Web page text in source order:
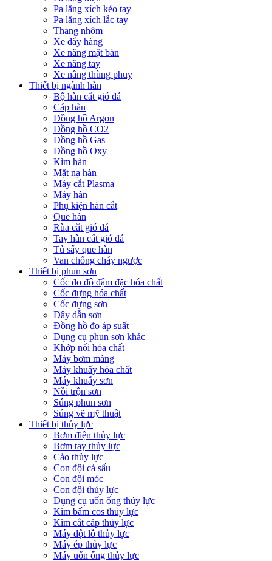
Pa lăng xích kéo tay
Pa lăng xích lắc tay
Thang nhôm
Xe đẩy hàng
Xe nâng mặt bàn
Xe nâng tay
Xe nâng thùng phuy
Thiết bị ngành hàn
Bộ hàn cắt gió đá
Cáp hàn
Đồng hồ Argon
Đồng hồ CO2
Đồng hồ Gas
Đồng hồ Oxy
Kìm hàn
Mặt nạ hàn
Máy cắt Plasma
Máy hàn
Phụ kiện hàn cắt
Que hàn
Rùa cắt gió đá
Tay hàn cắt gió đá
Tủ sấy que hàn
Van chống cháy ngược
Thiết bị phun sơn
Cốc đo độ đậm đặc hóa chất
Cốc đựng hóa chất
Cốc đựng sơn
Dây dẫn sơn
Đồng hồ đo áp suất
Dụng cụ phun sơn khác
Khớp nối hóa chất
Máy bơm màng
Máy khuấy hóa chất
Máy khuấy sơn
Nồi trộn sơn
Súng phun sơn
Súng vẽ mỹ thuật
Thiết bị thủy lực
Bơm điện thủy lực
Bơm tay thủy lực
Cảo thủy lực
Con đội cá sấu
Con đội móc
Con đội thủy lực
Dụng cụ uốn ống thủy lực
Kìm bấm cos thủy lực
Kìm cắt cáp thủy lực
Máy đột lỗ thủy lực
Máy ép thủy lực
Máy uốn ống thủy lực